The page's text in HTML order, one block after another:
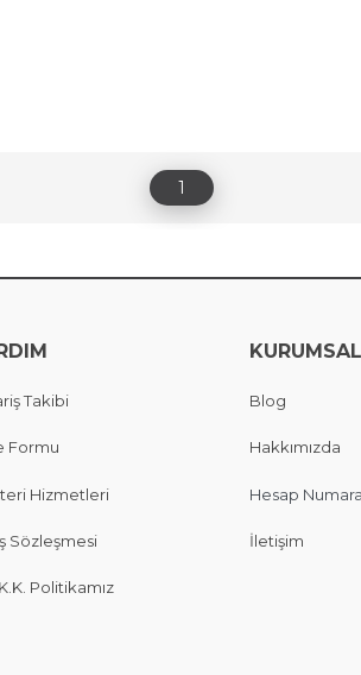
1
Takibi
Formu
Hizmetleri
Sözleşmesi
Politikamız
KURUMSAL
Blog
Hakkımızda
Hesap
İletişim